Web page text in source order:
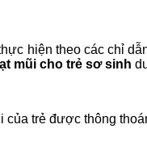
hiện theo các chỉ
mũi cho trẻ sơ sinh
của trẻ được thông